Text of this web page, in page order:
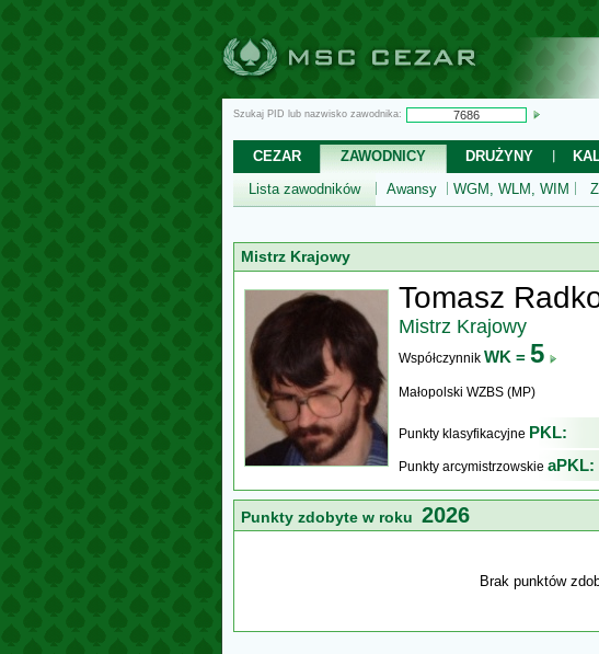
Szukaj PID lub nazwisko zawodnika:
CEZAR ZAWODNICY DRUŻYNY
Lista zawodników
Awansy WGM, WLM, WIM
Mistrz Krajowy
Tomasz
Mistrz Krajowy
Współczynnik WK = 5
Małopolski WZBS (MP)
Punkty klasyfikacyjne PKL:
Punkty arcymistrzowskie aPKL:
Punkty zdobyte w roku 2026
Brak punktów